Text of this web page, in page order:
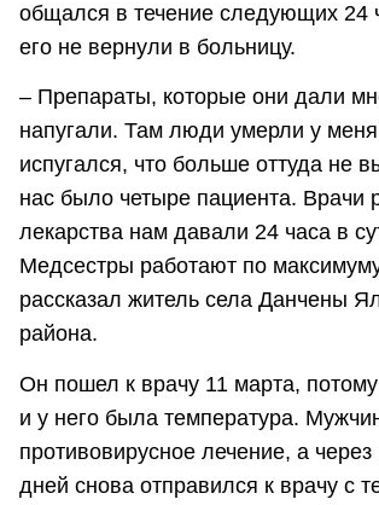
общался в течение следующих 24
его не вернули в больницу.
– Препараты, которые они дали
напугали. Там люди умерли у
испугался, что больше оттуда не
нас было четыре пациента. Врачи
лекарства нам давали 24 часа в
Медсестры работают по
рассказал житель села Данчены
района.
Он пошел к врачу 11 марта,
и у него была температура.
противовирусное лечение, а через
дней снова отправился к врачу с